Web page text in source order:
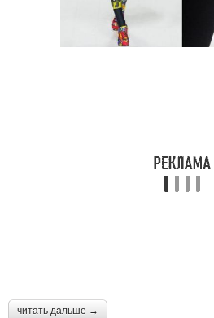
читать дальше →